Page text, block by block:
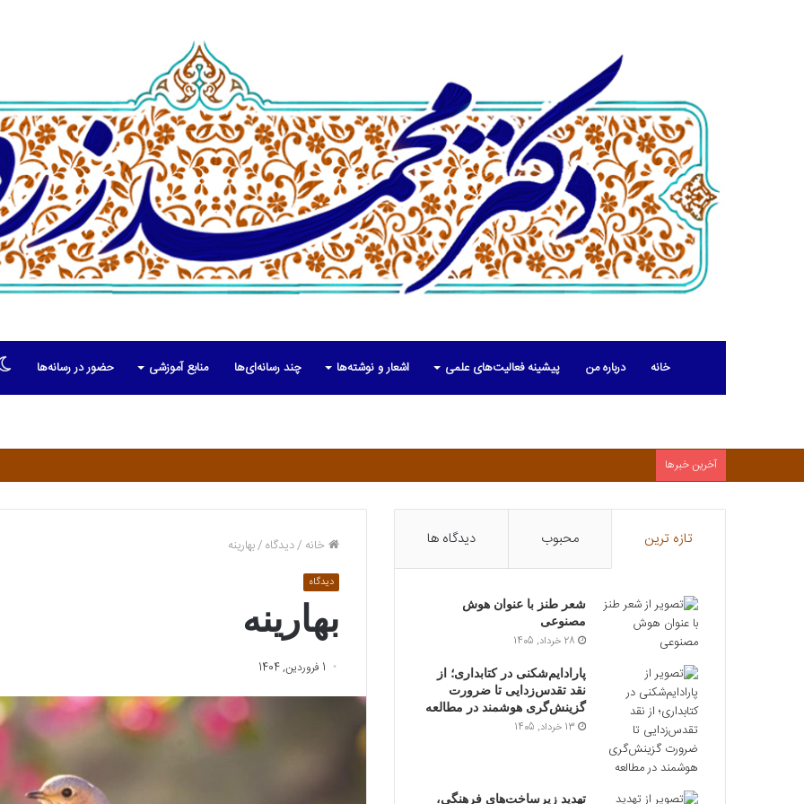
خانه درباره من پیشینه فعالیت‌های علمی اشعار و نوشته‌ها چند رسانه‌ای‌ها منابع آموزشی حضور در رسانه‌ها
آخرین خبرها
خانه /دیدگاه/بهارینه
دیدگاه
بهارینه
1 فروردین, 1404
تازه ترین محبوب دیدگاه ها
شعر طنز با عنوان هوش
مصنوعی
28 خرداد, 1405
پارادایم‌شکنی در کتابداری؛ از
نقد تقدس‌زدایی تا ضرورت
گزینش‌گری هوشمند در مطالعه
13 خرداد, 1405
تهدید زیرساخت‌های فرهنگی،